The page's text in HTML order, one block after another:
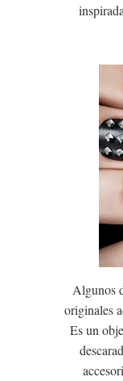
Algunos
originales
Es un